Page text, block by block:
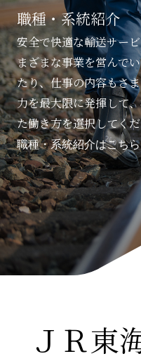
職種・系統紹介
安全で快適な輸送サー
まざまな事業を営んで
たり、仕事の内容もさ
力を最大限に発揮して
た働き方を選択してく
職種・系統紹介はこちら
ＪＲ東